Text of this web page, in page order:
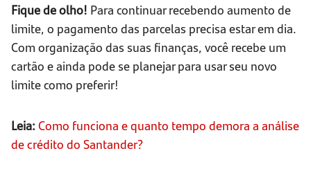
Fique de olho! Para continuar recebendo aumento de
limite, o pagamento das parcelas precisa estar em dia.
Com organização das suas finanças, você recebe um
cartão e ainda pode se planejar para usar seu novo
limite como preferir!
Leia: Como funciona e quanto tempo demora a análise
de crédito do Santander?